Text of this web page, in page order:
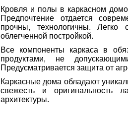
Кровля и полы в каркасном
Предпочтение отдается
прочны, технологичны.
облегченной постройкой.
Все компоненты каркаса в
продуктами, не
Предусматривается защита от
Каркасные дома обладают
свежесть и оригинальность
архитектуры.